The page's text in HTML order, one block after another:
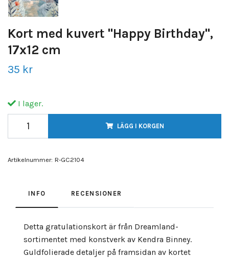
Kort med kuvert "Happy Birthday",
17x12 cm
35 kr
I lager.
LÄGG I KORGEN
Artikelnummer: R-GC2104
INFO RECENSIONER
Detta gratulationskort är från Dreamland-
sortimentet med konstverk av Kendra Binney.
Guldfolierade detaljer på framsidan av kortet